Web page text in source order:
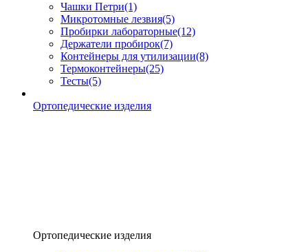
Чашки Петри(1)
Микротомные лезвия(5)
Пробирки лабораторные(12)
Держатели пробирок(7)
Контейнеры для утилизации(8)
Термоконтейнеры(25)
Тесты(5)
Ортопедические изделия
Ортопедические изделия